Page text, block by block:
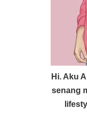
Hi. Aku
senang